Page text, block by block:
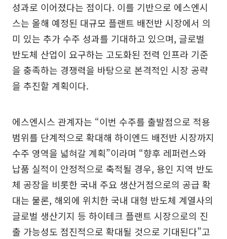
성과로 이어졌다는 점이다. 이를 기반으로 에스엔시
스는 올해 예정된 대규모 플랜트 배전반 시장에서 의
미 있는 추가 수주 성과를 기대하고 있으며, 글로벌
반도체 산업이 요구하는 고도화된 전력 인프라 기준
을 충족하는 경쟁력을 바탕으로 본격적인 시장 공략
을 추진할 계획이다.
에스엔시스 관계자는 “이번 수주를 출발점으로 적용
범위를 단계적으로 확대해 하이엔드 배전반 시장까지
수주 영역을 넓혀갈 계획”이라며 “향후 레퍼런스와
납품 실적이 안정적으로 축적될 경우, 용인 지역 반도
체 공장을 비롯한 국내 주요 생산거점으로의 공급 확
대는 물론, 해외에 위치한 국내 대형 반도체 계열사의
글로벌 생산기지 등 하이테크 플랜트 시장으로의 진
출 가능성도 점진적으로 확대될 것으로 기대된다”고